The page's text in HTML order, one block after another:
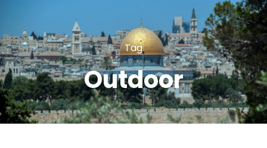
Tag
Outdoor